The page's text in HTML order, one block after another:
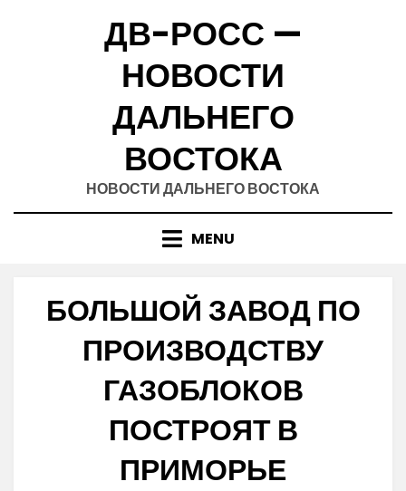
ДВ-РОСС —
НОВОСТИ
ДАЛЬНЕГО
ВОСТОКА
НОВОСТИ ДАЛЬНЕГО ВОСТОКА
MENU
БОЛЬШОЙ ЗАВОД ПО
ПРОИЗВОДСТВУ
ГАЗОБЛОКОВ
ПОСТРОЯТ В
ПРИМОРЬЕ